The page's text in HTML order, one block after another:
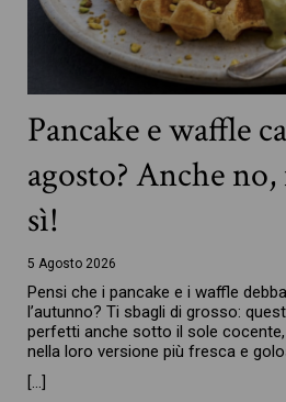
Pancake e waffle
agosto? Anche
sì!
5 Agosto 2026
Pensi che i pancake e i waffle
l’autunno? Ti sbagli di grosso:
perfetti anche sotto il sole
nella loro versione più fresca e
[…]